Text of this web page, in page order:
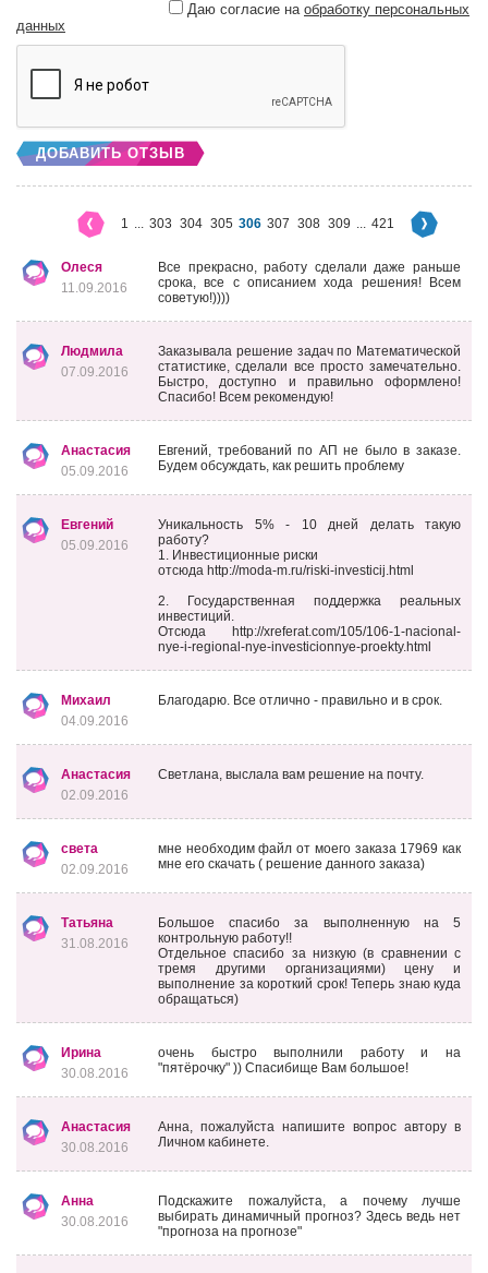
Даю согласие на обработку персональных
данных
ДОБАВИТЬ ОТЗЫВ
1 ... 303 304 305 306 307 308 309 ... 421
Олеся
11.09.2016
Все прекрасно, работу сделали даже раньше
срока, все с описанием хода решения! Всем
советую!))))
Людмила
07.09.2016
Заказывала решение задач по Математической
статистике, сделали все просто замечательно.
Быстро, доступно и правильно оформлено!
Спасибо! Всем рекомендую!
Анастасия
05.09.2016
Евгений, требований по АП не было в заказе.
Будем обсуждать, как решить проблему
Евгений
05.09.2016
Уникальность 5% - 10 дней делать такую
работу?
1. Инвестиционные риски
отсюда http://moda-m.ru/riski-investicij.html
2. Государственная поддержка реальных
инвестиций.
Отсюда http://xreferat.com/105/106-1-nacional-
nye-i-regional-nye-investicionnye-proekty.html
Михаил
04.09.2016
Благодарю. Все отлично - правильно и в срок.
Анастасия
02.09.2016
Светлана, выслала вам решение на почту.
света
02.09.2016
мне необходим файл от моего заказа 17969 как
мне его скачать ( решение данного заказа)
Татьяна
31.08.2016
Большое спасибо за выполненную на 5
контрольную работу!!
Отдельное спасибо за низкую (в сравнении с
тремя другими организациями) цену и
выполнение за короткий срок! Теперь знаю куда
обращаться)
Ирина
30.08.2016
очень быстро выполнили работу и на
"пятёрочку" )) Спасибище Вам большое!
Анастасия
30.08.2016
Анна, пожалуйста напишите вопрос автору в
Личном кабинете.
Анна
30.08.2016
Подскажите пожалуйста, а почему лучше
выбирать динамичный прогноз? Здесь ведь нет
"прогноза на прогнозе"